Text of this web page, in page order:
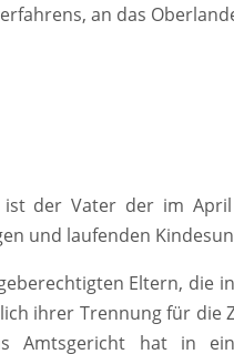
an das
ist der Vater der im
und laufenden
Eltern, die
ihrer Trennung für die
Amtsgericht hat in